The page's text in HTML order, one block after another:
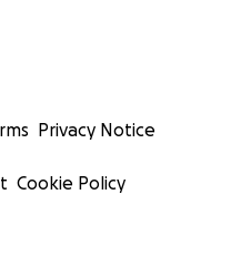
Privacy Notice
Cookie Policy